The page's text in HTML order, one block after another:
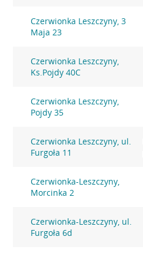
Czerwionka Leszczyny, 3
Maja 23
Czerwionka Leszczyny,
Ks.Pojdy 40C
Czerwionka Leszczyny,
Pojdy 35
Czerwionka Leszczyny, ul.
Furgoła 11
Czerwionka-Leszczyny,
Morcinka 2
Czerwionka-Leszczyny, ul.
Furgoła 6d